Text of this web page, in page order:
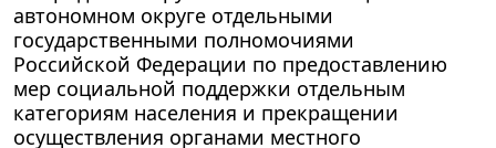
автономном округе отдельными
государственными полномочиями
Российской Федерации по предоставлению
мер социальной поддержки отдельным
категориям населения и прекращении
осуществления органами местного